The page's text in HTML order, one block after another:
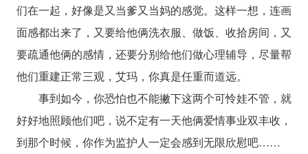
们在一起，好像是又当爹又当妈的感觉。这样一想，连画
面感都出来了，又要给他俩洗衣服、做饭、收拾房间，又
要疏通他俩的感情，还要分别给他们做心理辅导，尽量帮
他们重建正常三观，艾玛，你真是任重而道远。
事到如今，你恐怕也不能撇下这两个可怜娃不管，就
好好地照顾他们吧，说不定有一天他俩爱情事业双丰收，
到那个时候，你作为监护人一定会感到无限欣慰吧……